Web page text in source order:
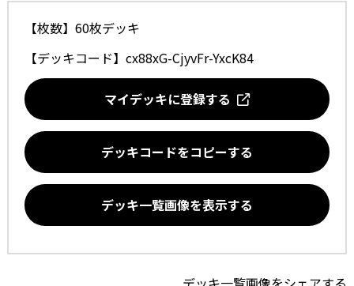
【枚数】60枚デッキ
【デッキコード】 cx88xG-CjyvFr-YxcK84
マイデッキに登録する
デッキコードをコピーする
デッキ一覧画像を表示する